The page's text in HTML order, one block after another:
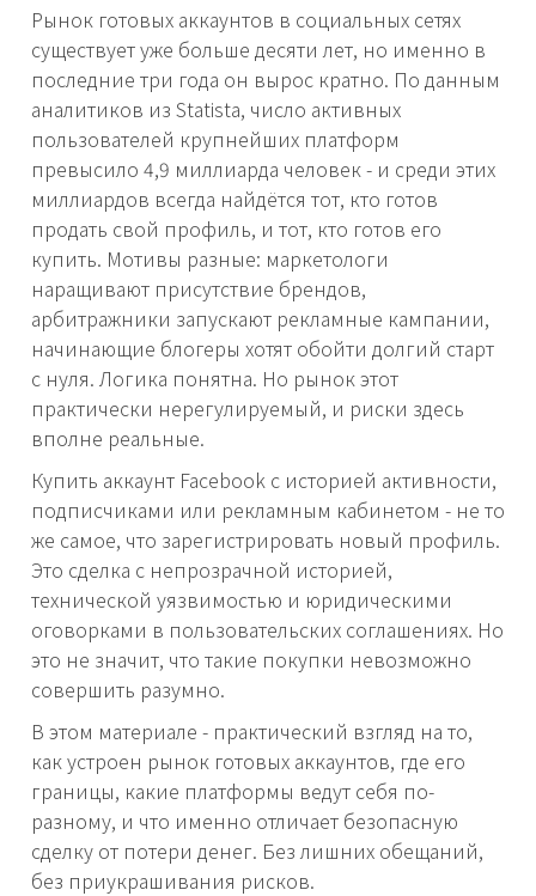
Рынок готовых аккаунтов в социальных сетях
существует уже больше десяти лет, но именно в
последние три года он вырос кратно. По данным
аналитиков из Statista, число активных
пользователей крупнейших платформ
превысило 4,9 миллиарда человек - и среди этих
миллиардов всегда найдётся тот, кто готов
продать свой профиль, и тот, кто готов его
купить. Мотивы разные: маркетологи
наращивают присутствие брендов,
арбитражники запускают рекламные кампании,
начинающие блогеры хотят обойти долгий старт
с нуля. Логика понятна. Но рынок этот
практически нерегулируемый, и риски здесь
вполне реальные.
Купить аккаунт Facebook с историей активности,
подписчиками или рекламным кабинетом - не то
же самое, что зарегистрировать новый профиль.
Это сделка с непрозрачной историей,
технической уязвимостью и юридическими
оговорками в пользовательских соглашениях. Но
это не значит, что такие покупки невозможно
совершить разумно.
В этом материале - практический взгляд на то,
как устроен рынок готовых аккаунтов, где его
границы, какие платформы ведут себя по-
разному, и что именно отличает безопасную
сделку от потери денег. Без лишних обещаний,
без приукрашивания рисков.